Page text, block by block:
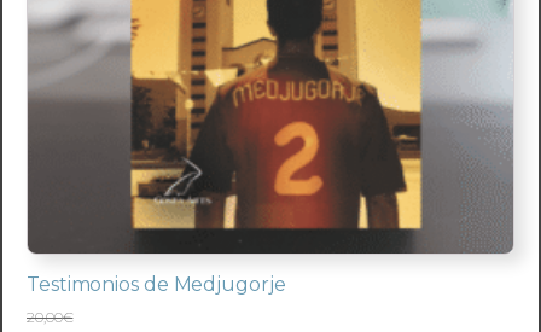
Testimonios de Medjugorje
20,00€